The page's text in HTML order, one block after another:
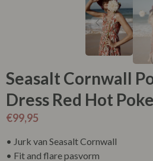
Seasalt Cornwall
Dress Red Hot
€99,95
• Jurk van Seasalt Cornwall
• Fit and flare pasvorm